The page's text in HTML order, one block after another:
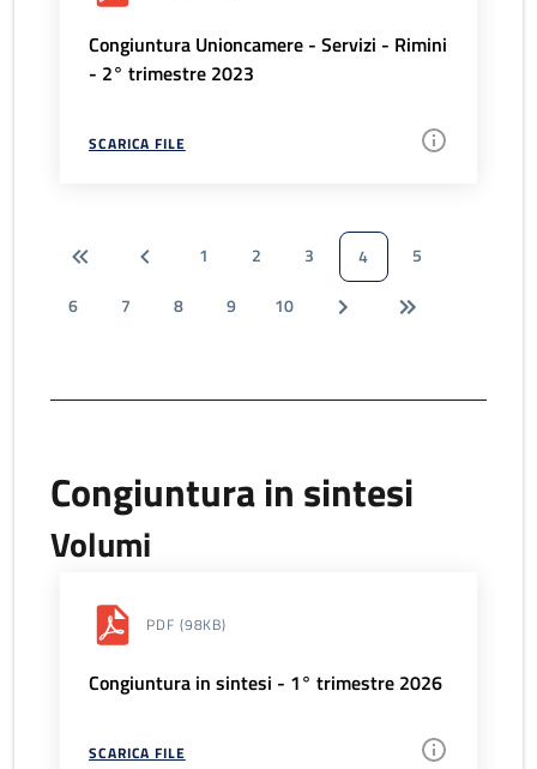
Congiuntura Unioncamere - Servizi - Rimini
- 2° trimestre 2023
SCARICA FILE
1 2 3 4
5
6
7 8 9 10
Congiuntura in sintesi
Volumi
PDF (98KB)
Congiuntura in sintesi - 1° trimestre 2026
SCARICA FILE